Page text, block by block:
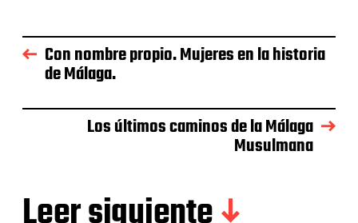
Con nombre propio. Mujeres en la historia
de Málaga.
Los últimos caminos de la Málaga
Musulmana